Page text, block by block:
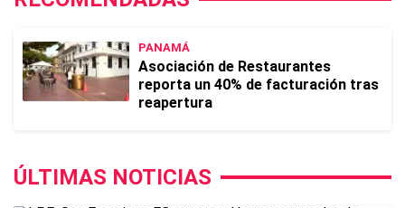
PANAMÁ
Asociación de Restaurantes
reporta un 40% de facturación tras
reapertura
ÚLTIMAS NOTICIAS